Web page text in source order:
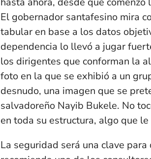
El gobernador santafesino mira
tabular en base a los datos
dependencia lo llevó a jugar
los dirigentes que conforman la
foto en la que se exhibió a un
desnudo, una imagen que se
salvadoreño Nayib Bukele. No
en toda su estructura, algo que
La seguridad será una clave